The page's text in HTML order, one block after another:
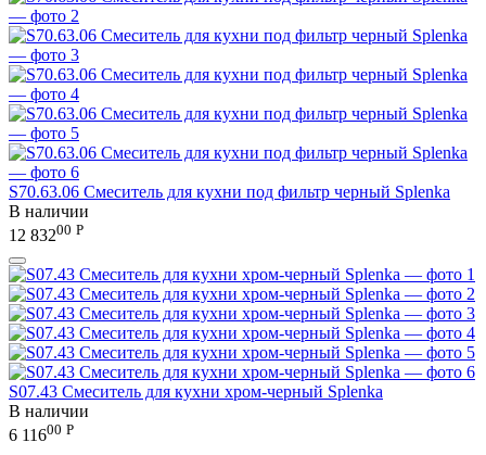
S70.63.06 Смеситель для кухни под фильтр черный Splenka
В наличии
12 83200 Р
S07.43 Смеситель для кухни хром-черный Splenka
В наличии
6 11600 Р